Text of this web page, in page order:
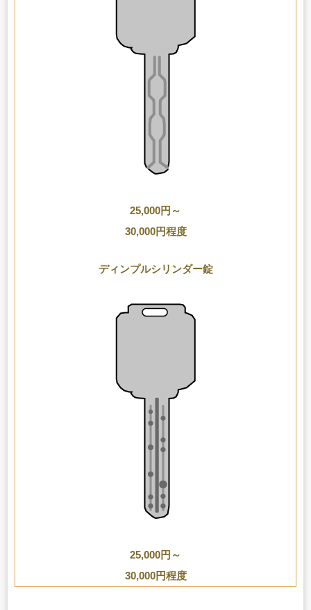
25,000円～
30,000円程度
ディンプルシリンダー錠
25,000円～
30,000円程度